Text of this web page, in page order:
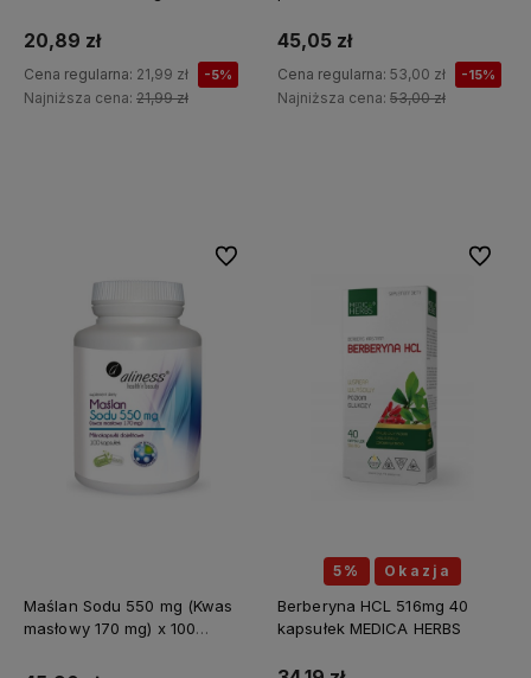
20,89 zł
Cena regularna: 21,99 zł -5%
Najniższa cena: 21,99 zł
wrotycz, zielony orzech,
szałwia, kłącze tataraku,
konopia siewna) 12 sztuk x 2g
API Effect
45,05 zł
Cena regularna: 53,00 zł -15%
Najniższa cena: 53,00 zł
Maślan Sodu 550 mg (Kwas
masłowy 170 mg) x 100
Do ulubionych
5% Okazja
Berberyna HCL 516mg 40
kapsułek MEDICA HERBS
Do